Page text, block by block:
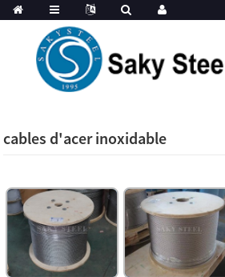
cables d'acer inoxidable